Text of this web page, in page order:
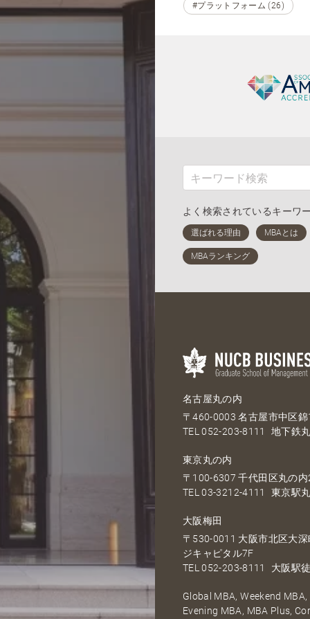
#プラットフォーム (26)
よく検索されているキーワ
名古屋丸の内
〒460-0003 名古屋市中区
TEL052-203-8111 地下鉄
東京丸の内
〒100-6307 千代田区丸の
TEL03-3212-4111 東京駅
大阪梅田
〒530-0011 大阪市北区大
ジキャピタル7F
TEL052-203-8111 大阪駅
Global MBA, Weekend
Evening MBA, MBA Plus,